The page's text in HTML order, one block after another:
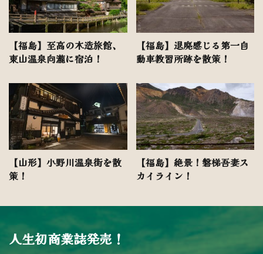
【福島】至高の木造旅館、
東山温泉向瀧に宿泊！
【福島】退廃感じる第一自
動車教習所跡を散策！
【山形】小野川温泉街を散
策！
【福島】絶景！磐梯吾妻ス
カイライン！
人生初商業誌発売！